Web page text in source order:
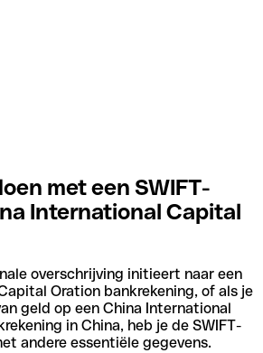
met een SWIFT-
International Capital
overschrijving initieert naar een
Oration bankrekening, of als je
geld op een China International
in China, heb je de SWIFT-
andere essentiële gegevens.